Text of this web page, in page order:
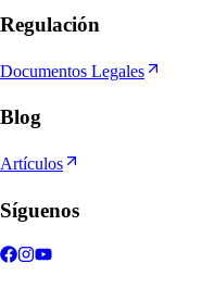
Regulación
Documentos Legales
Blog
Artículos
Síguenos